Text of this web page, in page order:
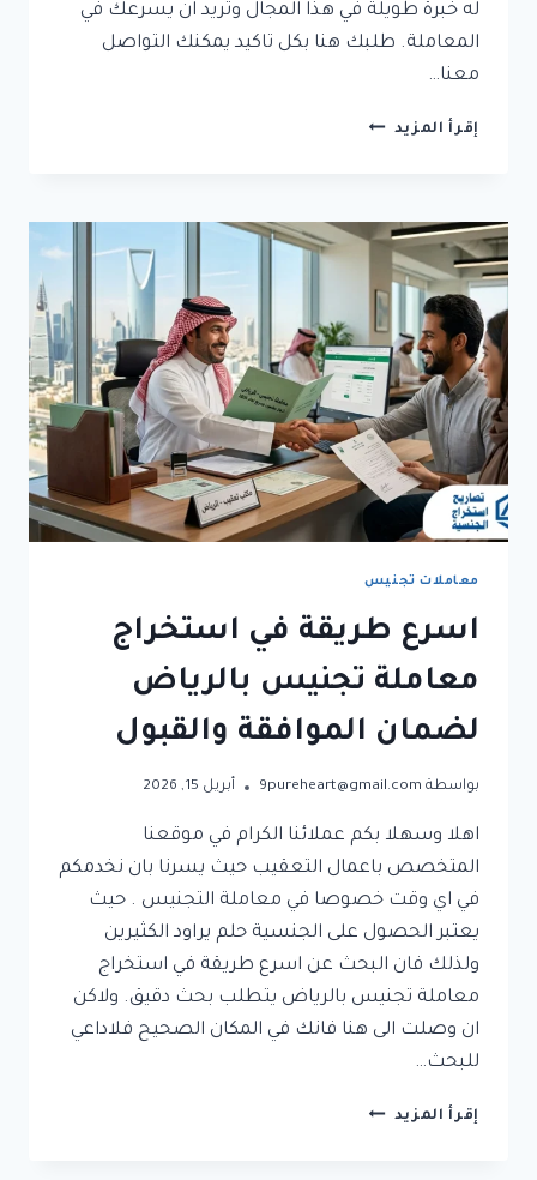
له خبرة طويلة في هذا المجال وتريد ان يسرعك في
المعاملة. طلبك هنا بكل تاكيد يمكنك التواصل
معنا…
إقرأ المزيد معقب
احصل
على
خدمة
تجنيس
تستحق
الثقة
معاملات تجنيس
اسرع طريقة في استخراج
معاملة تجنيس بالرياض
لضمان الموافقة والقبول
بواسطة 9pureheart@gmail.com أبريل 15, 2026
اهلا وسهلا بكم عملائنا الكرام في موقعنا
المتخصص باعمال التعقيب حيث يسرنا بان نخدمكم
في اي وقت خصوصا في معاملة التجنيس . حيث
يعتبر الحصول على الجنسية حلم يراود الكثيرين
ولذلك فان البحث عن اسرع طريقة في استخراج
معاملة تجنيس بالرياض يتطلب بحث دقيق. ولاكن
ان وصلت الى هنا فانك في المكان الصحيح فلاداعي
للبحث…
إقرأ المزيد اسرع